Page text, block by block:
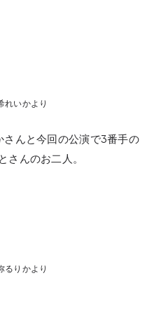
れいかより
んと今回の公演で3番手の
さんのお二人。
るりかより